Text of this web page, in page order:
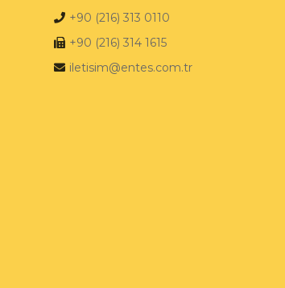
+90 (216) 313 0110
+90 (216) 314 1615
iletisim@entes.com.tr